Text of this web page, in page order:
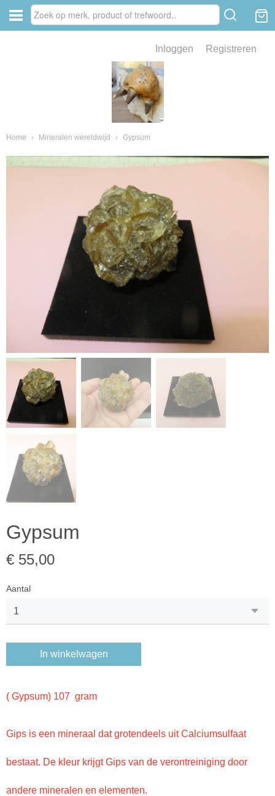
Inloggen Registreren
Home › Mineralen wereldwijd › Gypsum
Gypsum
€ 55,00
Aantal
In winkelwagen
( Gypsum) 107 gram
Gips is een mineraal dat grotendeels uit Calciumsulfaat
bestaat. De kleur krijgt Gips van de verontreiniging door
andere mineralen en elementen.
van fossielen en mineralen